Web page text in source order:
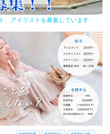
、アイリストを募集しています